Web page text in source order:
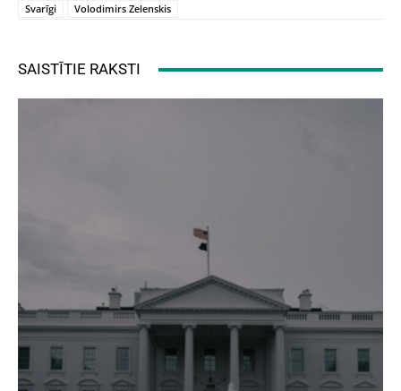
Svarīgi
Volodimirs Zelenskis
SAISTĪTIE RAKSTI